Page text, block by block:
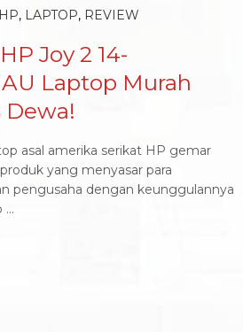
HP, LAPTOP, REVIEW
Joy 2 14-
Laptop Murah
Dewa!
asal amerika serikat HP gemar
yang menyasar para
pengusaha dengan keunggulannya